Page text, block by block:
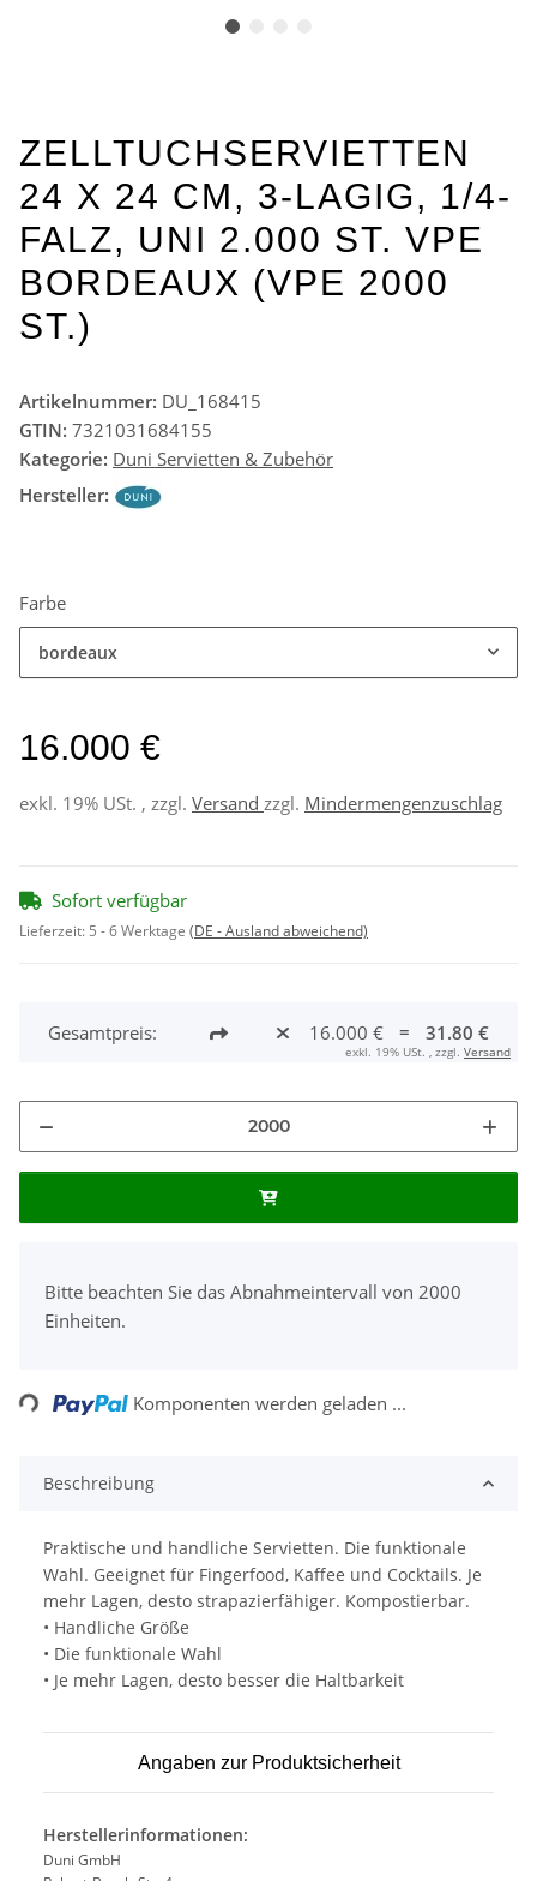
ZELLTUCHSERVIETTEN
24 X 24 CM, 3-LAGIG, 1/4-
FALZ, UNI 2.000 ST. VPE
BORDEAUX (VPE 2000
ST.)
Artikelnummer: DU_168415
GTIN: 7321031684155
Kategorie: Duni Servietten & Zubehör
Hersteller:
Farbe
bordeaux
16.000 €
exkl. 19% USt. , zzgl. Versand zzgl. Mindermengenzuschlag
Sofort verfügbar
Lieferzeit: 5 - 6 Werktage (DE - Ausland abweichend)
Gesamtpreis: 16.000 € = 31.80 €
exkl. 19% USt. , zzgl. Versand
Bitte beachten Sie das Abnahmeintervall von 2000
Einheiten.
Loading... Komponenten werden geladen ...
Beschreibung
Praktische und handliche Servietten. Die funktionale
Wahl. Geeignet für Fingerfood, Kaffee und Cocktails. Je
mehr Lagen, desto strapazierfähiger. Kompostierbar.
• Handliche Größe
• Die funktionale Wahl
• Je mehr Lagen, desto besser die Haltbarkeit
Angaben zur Produktsicherheit
Herstellerinformationen:
Duni GmbH